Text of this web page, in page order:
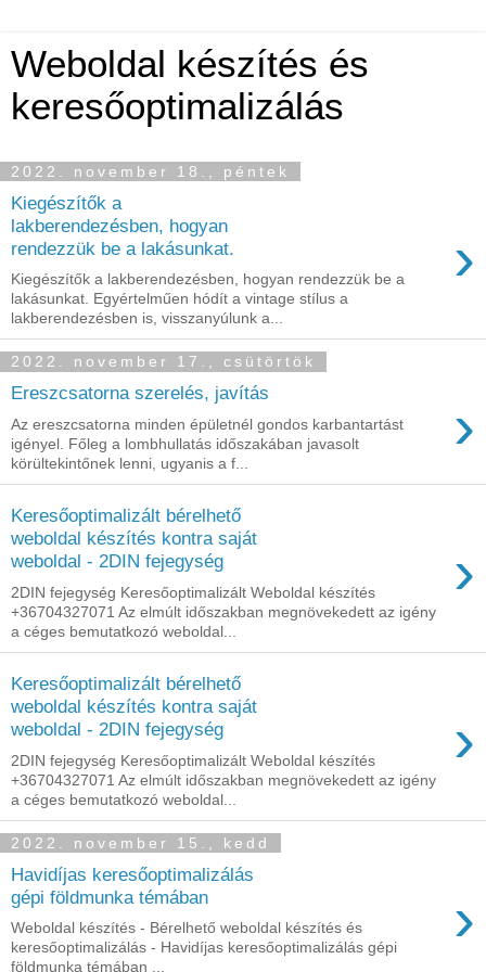
Weboldal készítés és
keresőoptimalizálás
2022. november 18., péntek
Kiegészítők a
lakberendezésben, hogyan
rendezzük be a lakásunkat.
›
Kiegészítők a lakberendezésben, hogyan rendezzük be a
lakásunkat. Egyértelműen hódít a vintage stílus a
lakberendezésben is, visszanyúlunk a...
2022. november 17., csütörtök
Ereszcsatorna szerelés, javítás ›
Az ereszcsatorna minden épületnél gondos karbantartást
igényel. Főleg a lombhullatás időszakában javasolt
körültekintőnek lenni, ugyanis a f...
Keresőoptimalizált bérelhető
weboldal készítés kontra saját
weboldal - 2DIN fejegység
›
2DIN fejegység Keresőoptimalizált Weboldal készítés
+36704327071 Az elmúlt időszakban megnövekedett az igény
a céges bemutatkozó weboldal...
Keresőoptimalizált bérelhető
weboldal készítés kontra saját
weboldal - 2DIN fejegység
›
2DIN fejegység Keresőoptimalizált Weboldal készítés
+36704327071 Az elmúlt időszakban megnövekedett az igény
a céges bemutatkozó weboldal...
2022. november 15., kedd
Havidíjas keresőoptimalizálás
gépi földmunka témában
›
Weboldal készítés - Bérelhető weboldal készítés és
keresőoptimalizálás - Havidíjas keresőoptimalizálás gépi
földmunka témában ...